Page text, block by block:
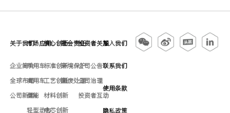
关于我们
企业简介
全球布局
公司新闻
市场应用
乘用车
商用车
储能
轻型动力
核心创新
标准创新
工艺创新
材料创新
电芯创新
社会责任
环境保护
固废处理
投资者关系
公司公告
公司治理
投资者互动
加入我们
联系我们
使用条款
隐私政策